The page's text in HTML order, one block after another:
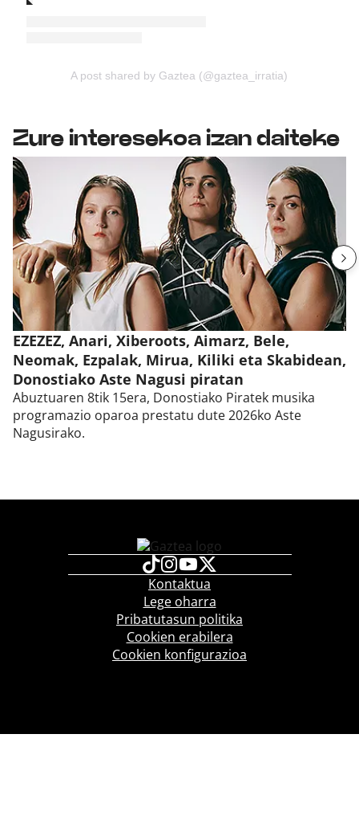
A post shared by Gaztea (@gaztea_irratia)
Zure interesekoa izan daiteke
EZEZEZ, Anari, Xiberoots, Aimarz, Bele,
Neomak, Ezpalak, Mirua, Kiliki eta Skabidean,
Donostiako Aste Nagusi piratan
Abuztuaren 8tik 15era, Donostiako Piratek musika
programazio oparoa prestatu dute 2026ko Aste
Nagusirako.
Kontaktua
Lege oharra
Pribatutasun politika
Cookien erabilera
Cookien konfigurazioa